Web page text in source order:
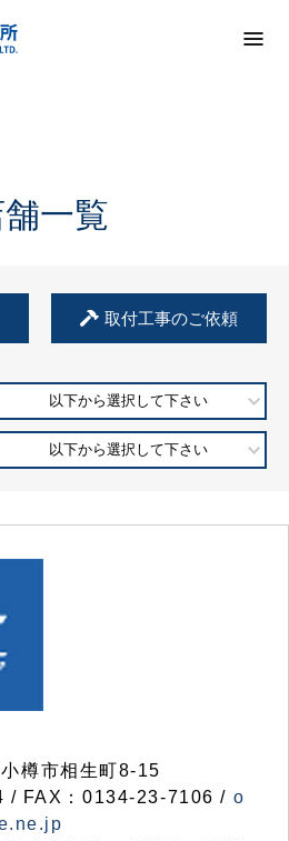
舗一覧
取付工事のご依頼
以下から選択して下さい
以下から選択して下さい
樽市相生町8-15
/ FAX：0134-23-7106 / o